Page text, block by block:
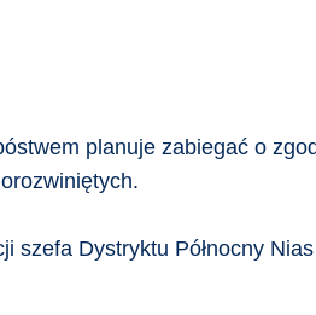
planuje zabiegać o
szefa Dystryktu Północny